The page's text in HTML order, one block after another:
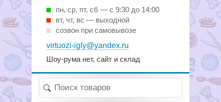
пн, ср, пт, cб — с 9:30 до 14:00
вт, чт, вс — выходной
созвон при самовывозе
virtuozi-igly@yandex.ru
Шоу-рума нет, сайт и склад